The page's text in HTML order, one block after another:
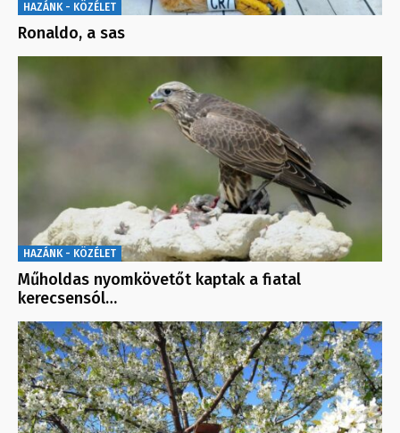
HAZÁNK - KÖZÉLET
Ronaldo, a sas
HAZÁNK - KÖZÉLET
Műholdas nyomkövetőt kaptak a fiatal
kerecsensól…